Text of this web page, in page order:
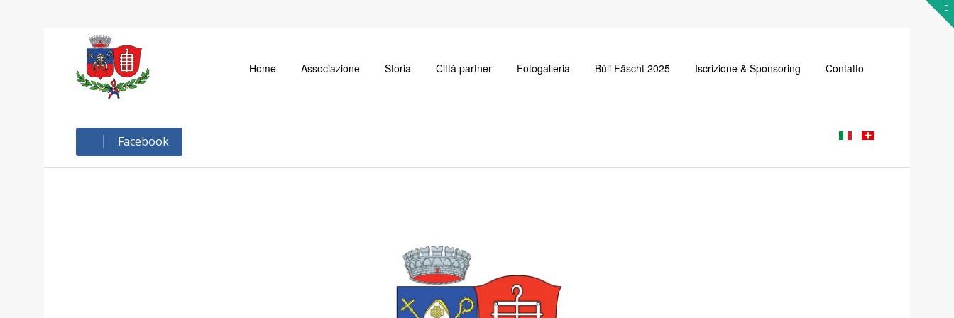
Home Associazione Storia Città partner Fotogalleria Büli Fäscht 2025 Iscrizione & Sponsoring Contatto
Facebook